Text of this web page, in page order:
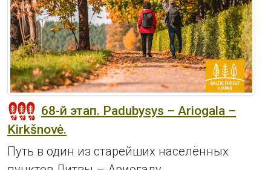
68-й этап. Padubysys – Ariogala –
Kirkšnovė.
Путь в один из старейших населённых